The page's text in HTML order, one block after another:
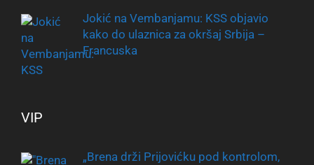
Jokić na Vembanjamu: KSS objavio
kako do ulaznica za okršaj Srbija –
Francuska
VIP
„Brena drži Prijovićku pod kontrolom,